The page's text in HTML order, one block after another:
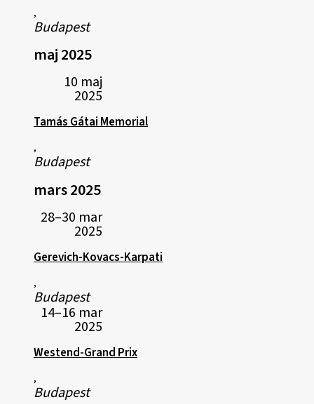
,
Budapest
maj 2025
10 maj
2025
Tamás Gátai Memorial
,
Budapest
mars 2025
28–30 mar
2025
Gerevich-Kovacs-Karpati
,
Budapest
14–16 mar
2025
Westend-Grand Prix
,
Budapest